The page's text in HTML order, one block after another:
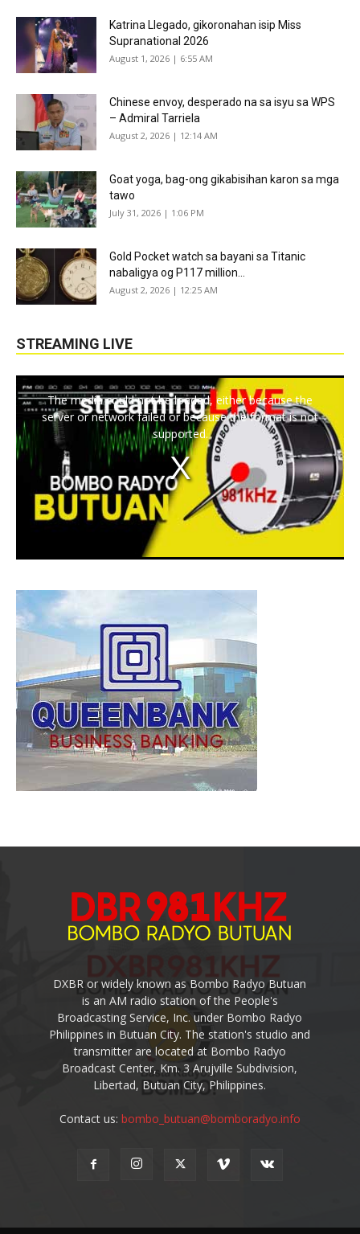
Katrina Llegado, gikoronahan isip Miss
Supranational 2026
August 1, 2026 | 6:55 AM
Chinese envoy, desperado na sa isyu sa WPS
– Admiral Tarriela
August 2, 2026 | 12:14 AM
Goat yoga, bag-ong gikabisihan karon sa mga
tawo
July 31, 2026 | 1:06 PM
Gold Pocket watch sa bayani sa Titanic
nabaligya og P117 million...
August 2, 2026 | 12:25 AM
STREAMING LIVE
The media could not be loaded, either because the
server or network failed or because the format is not
supported.
DXBR or widely known as Bombo Radyo Butuan
is an AM radio station of the People's
Broadcasting Service, Inc. under Bombo Radyo
Philippines in Butuan City. The station's studio and
transmitter are located at Bombo Radyo
Broadcast Center, Km. 3 Arujville Subdivision,
Libertad, Butuan City, Philippines.
Contact us: bombo_butuan@bomboradyo.info